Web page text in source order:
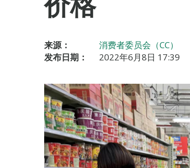
来源：
消费者委员会（CC）
发布日期：
2022年6月8日 17:39